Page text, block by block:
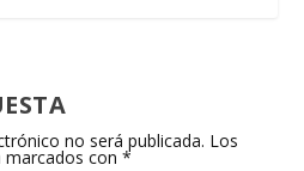
no será publicada. Los
marcados con*